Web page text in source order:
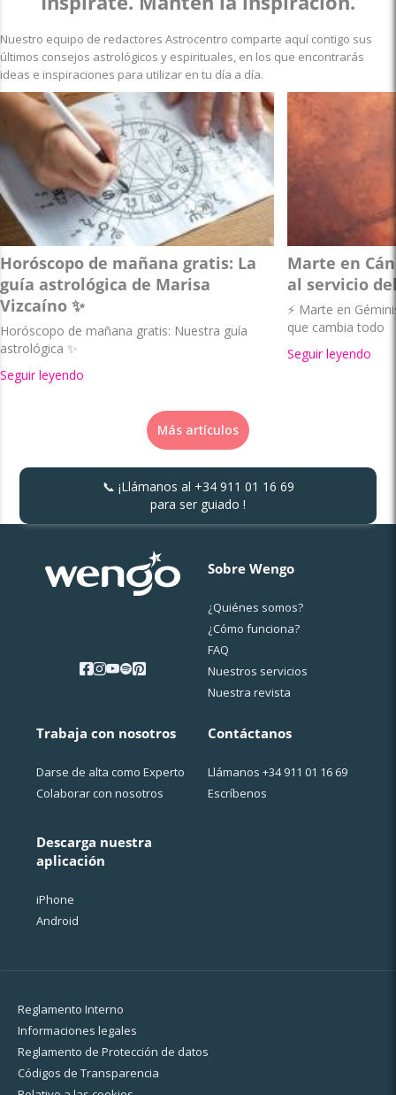
Nuestro equipo de redactores Astrocentro comparte aquí contigo sus
últimos consejos astrológicos y espirituales, en los que encontrarás
ideas e inspiraciones para utilizar en tu día a día.
Horóscopo de mañana gratis: La
guía astrológica de Marisa
Vizcaíno ✨
Horóscopo de mañana gratis: Nuestra guía
astrológica ✨
Seguir leyendo
Marte en
al servicio
⚡ Marte en
que cambia todo
Seguir leyendo
Más artículos
📞 ¡Llámanos al +34 911 01 16 69
para ser guiado !
Sobre Wengo
¿Quiénes somos?
¿Cо́mo funciona?
FAQ
Nuestros servicios
Nuestra revista
Trabaja con nosotros
Darse de alta como Experto
Colaborar con nosotros
Descarga nuestra
aplicación
iPhone
Android
Contáctanos
Llámanos +34 911 01 16 69
Escríbenos
Reglamento Interno
Informaciones legales
Reglamento de Protección de datos
Códigos de Transparencia